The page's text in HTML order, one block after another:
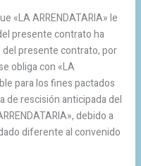
ARRENDATARIA» le
presente contrato ha
del presente contrato, por
obliga con «LA
para los fines pactados
de rescisión anticipada del
debido a
diferente al convenido